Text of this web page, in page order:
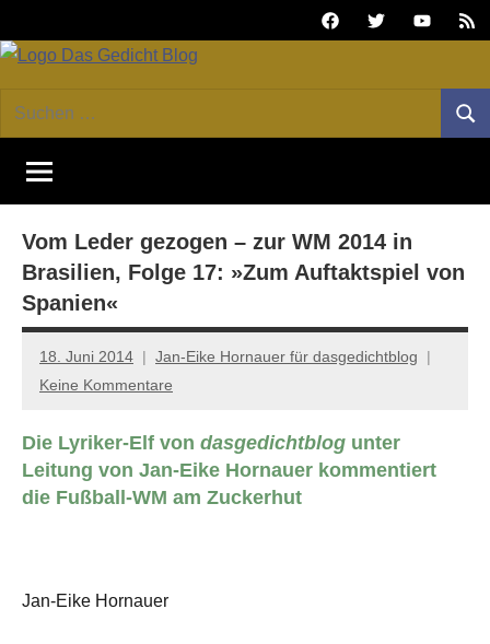
Inhalt
FacebookTwitterYoutube
GEDICHT
blog
Forum
von
DAS
Lyrik,
Essay
Suchen
nach:
Vom Leder gezogen – zur WM 2014 in
Brasilien, Folge 17: »Zum Auftaktspiel von
Spanien«
18. Juni 2014
Jan-Eike Hornauer für dasgedichtblog
Keine Kommentare
Die Lyriker-Elf von dasgedichtblog unter
Leitung von Jan-Eike Hornauer kommentiert
die Fußball-WM am Zuckerhut
Jan-Eike Hornauer